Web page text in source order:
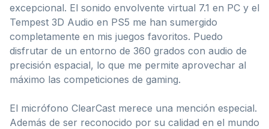
excepcional. El sonido envolvente virtual 7.1 en PC y el
Tempest 3D Audio en PS5 me han sumergido
completamente en mis juegos favoritos. Puedo
disfrutar de un entorno de 360 grados con audio de
precisión espacial, lo que me permite aprovechar al
máximo las competiciones de gaming.
El micrófono ClearCast merece una mención especial.
Además de ser reconocido por su calidad en el mundo